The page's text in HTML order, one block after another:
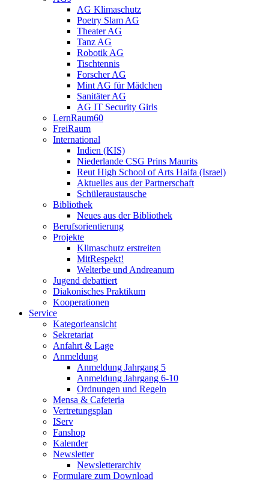
AG Klimaschutz
Poetry Slam AG
Theater AG
Tanz AG
Robotik AG
Tischtennis
Forscher AG
Mint AG für Mädchen
Sanitäter AG
AG IT Security Girls
LernRaum60
FreiRaum
International
Indien (KIS)
Niederlande CSG Prins Maurits
Reut High School of Arts Haifa (Israel)
Aktuelles aus der Partnerschaft
Schüleraustausche
Bibliothek
Neues aus der Bibliothek
Berufsorientierung
Projekte
Klimaschutz erstreiten
MitRespekt!
Welterbe und Andreanum
Jugend debattiert
Diakonisches Praktikum
Kooperationen
Service
Kategorieansicht
Sekretariat
Anfahrt & Lage
Anmeldung
Anmeldung Jahrgang 5
Anmeldung Jahrgang 6-10
Ordnungen und Regeln
Mensa & Cafeteria
Vertretungsplan
IServ
Fanshop
Kalender
Newsletter
Newsletterarchiv
Formulare zum Download